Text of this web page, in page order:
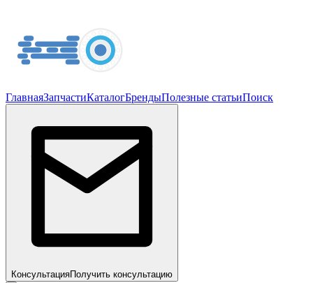
ГлавнаяЗапчастиКаталогБрендыПолезные статьиПоиск
КонсультацияПолучить консультацию